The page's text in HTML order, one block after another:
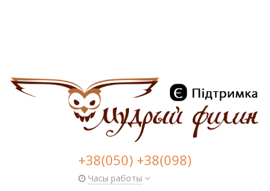
+38(050) +38(098)
Часы работы